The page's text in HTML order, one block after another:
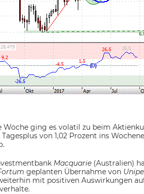
Woche ging es volatil zu beim
von 1,02 Prozent ins
Macquarie (Australien)
geplanten Übernahme von
mit positiven Auswirkungen